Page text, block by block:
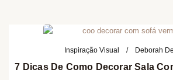
Inspiração Visual Deborah
7 Dicas De Como Decorar Sala